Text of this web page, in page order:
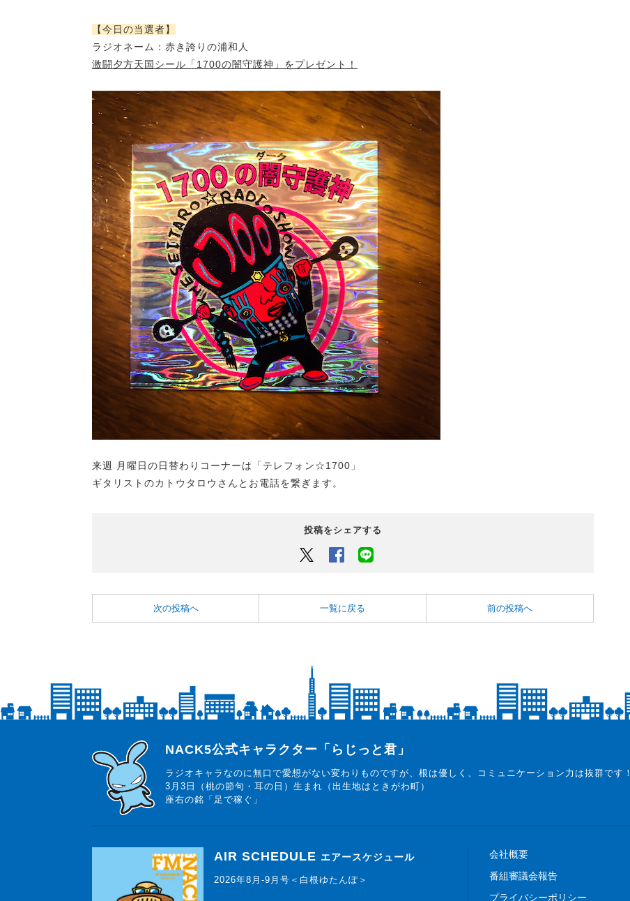
【今日の当選者】
ラジオネーム：赤き誇りの浦和人
激闘夕方天国シール「 1700の闇守護神 」をプレゼント！
来週 月曜日の日替わりコーナーは「テレフォン☆1700」
ギタリストのカトウタロウさんとお電話を繋ぎます。
投稿をシェアする
Twitter Facebook
次の投稿へ 一覧に戻る 前の投稿へ
らじっと君
NACK5公式キャラクター「らじっと君」
ラジオキャラなのに無口で愛想がない変わりものですが、根は優しく、コミュニケーション力は抜群です！
3月3日（桃の節句・耳の日）生まれ（出生地はときがわ町）
座右の銘「足で稼ぐ」
AIR SCHEDULE エアースケジュール
2026年8月-9月号＜白根ゆたんぽ＞
会社概要
番組審議会報告
プライバシーポリシー